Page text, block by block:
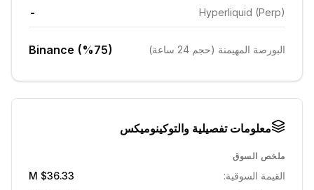
Hyperliquid (Perp)
-
البورصة المهيمنة (حجم 24 ساعة) Binance (%75)
معلومات تفصيلية والتوكينوميكس
ملخص السوق
القيمة السوقية:
$36.33 M